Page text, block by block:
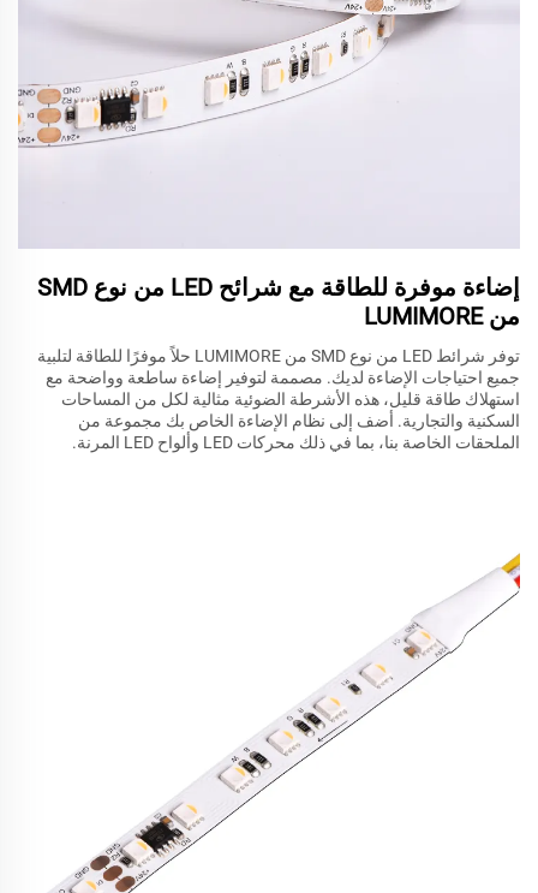
إضاءة موفرة للطاقة مع شرائح LED من نوع SMD
من LUMIMORE
توفر شرائط LED من نوع SMD من LUMIMORE حلاً موفرًا للطاقة لتلبية
جميع احتياجات الإضاءة لديك. مصممة لتوفير إضاءة ساطعة وواضحة مع
استهلاك طاقة قليل، هذه الأشرطة الضوئية مثالية لكل من المساحات
السكنية والتجارية. أضف إلى نظام الإضاءة الخاص بك مجموعة من
الملحقات الخاصة بنا، بما في ذلك محركات LED وألواح LED المرنة.